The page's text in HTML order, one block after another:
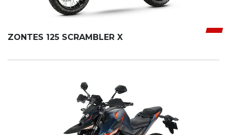
ZONTES 125 SCRAMBLER X